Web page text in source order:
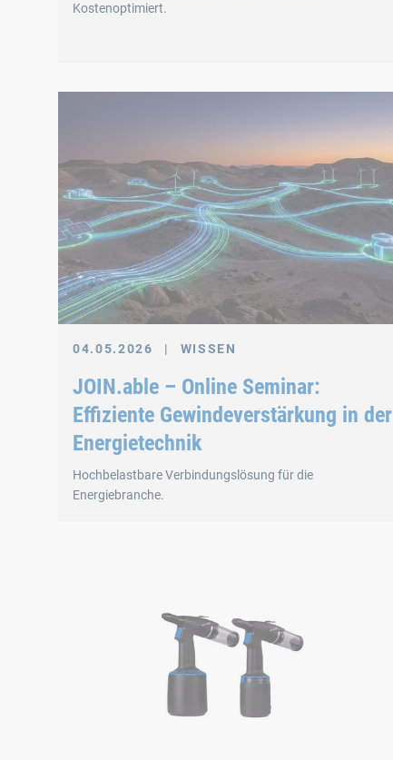
Kostenoptimiert.
04.05.2026 | WISSEN
JOIN.able – Online Seminar:
Effiziente Gewindeverstärkung in der
Energietechnik
Hochbelastbare Verbindungslösung für die
Energiebranche.